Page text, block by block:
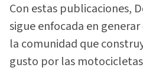
Con estas publicaciones,
sigue enfocada en
la comunidad que
gusto por las